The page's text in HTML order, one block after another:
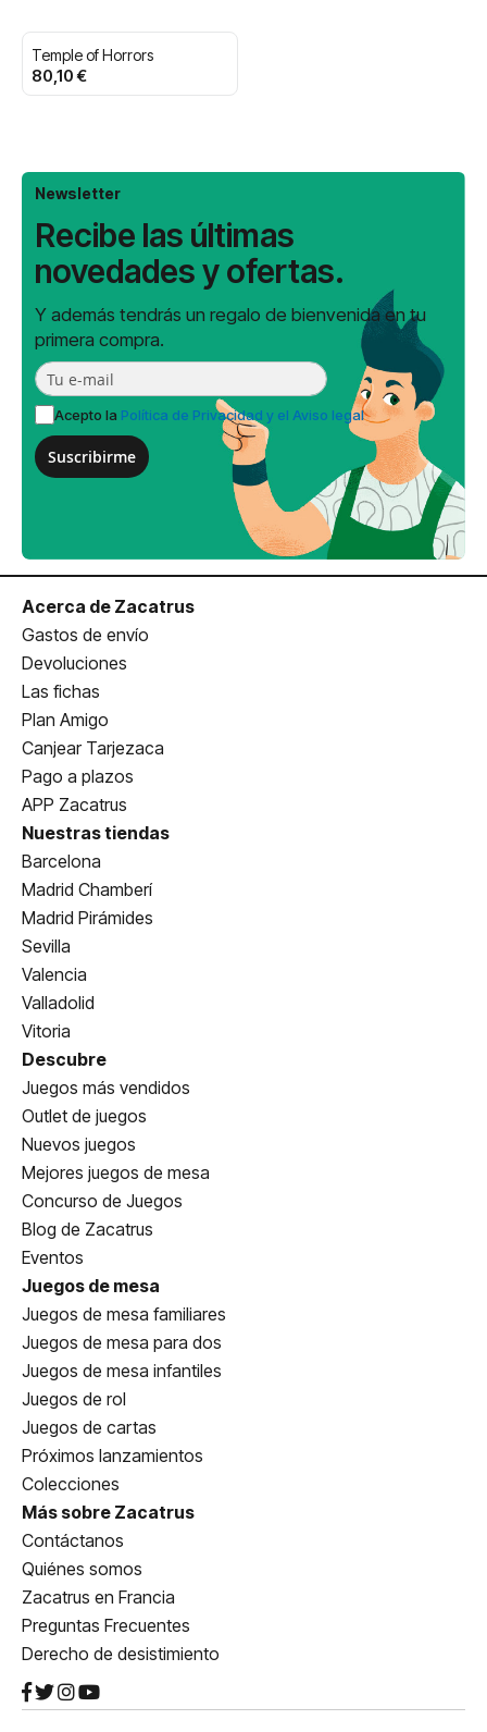
Temple of Horrors
80,10 €
Newsletter
Recibe las últimas
novedades y ofertas.
Y además tendrás un regalo de bienvenida en tu
primera compra.
Acepto la Política de Privacidad y el Aviso legal
Suscribirme
Acerca de Zacatrus
Gastos de envío
Devoluciones
Las fichas
Plan Amigo
Canjear Tarjezaca
Pago a plazos
APP Zacatrus
Nuestras tiendas
Barcelona
Madrid Chamberí
Madrid Pirámides
Sevilla
Valencia
Valladolid
Vitoria
Descubre
Juegos más vendidos
Outlet de juegos
Nuevos juegos
Mejores juegos de mesa
Concurso de Juegos
Blog de Zacatrus
Eventos
Juegos de mesa
Juegos de mesa familiares
Juegos de mesa para dos
Juegos de mesa infantiles
Juegos de rol
Juegos de cartas
Próximos lanzamientos
Colecciones
Más sobre Zacatrus
Contáctanos
Quiénes somos
Zacatrus en Francia
Preguntas Frecuentes
Derecho de desistimiento